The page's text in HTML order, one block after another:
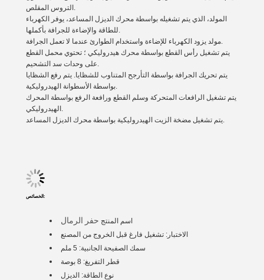
التروس المقلص.
المولد، الذي يتم تشغيله بواسطة محرك الديزل المساعد، يوفر الكهرباء
للطاقة والإضاءة للجرافة بأكملها.
مولد يزود الكهرباء للإضاءة واستخدام الطوارئ عندما لا تعمل الجرافة.
يتم تشغيل رأس القطع بواسطة محرك هيدروليكي ؛ تحتوي محمل القطع
على وحدات سد التشحيم.
يتم تحريك الجرافة بواسطة التأرجح المتناوب للشظايا. يتم رفع الشظايا
بواسطة الأسطوانة الهيدروليكية.
يتم تشغيل الرافعات المتحركة وسلم القطع ورافعة الرفع بواسطة المحرك
الهيدروليكي.
يتم تشغيل مضخة الزيت الهيدروليكية بواسطة محرك الديزل المساعد.
الخصائص:
اسم المنتج حفر الرمال
الاختبار: تشغيل فارغ قبل الخروج من المصنع
سمك الصفيحة الجانبية: 5 ملم
قطر التفريغ: 8 بوصة
نوع الطاقة: الديزل